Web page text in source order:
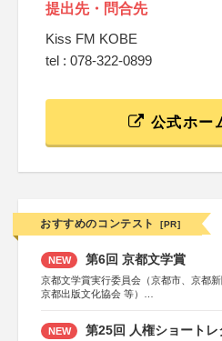
提出先・問合先
Kiss FM KOBE
tel : 078-322-0899
公式ホー
おすすめのコンテスト [PR]
NEW 第6回 京都文学賞
京都文学賞実行委員会（京都市、京都
京都出版文化協会 等）
KADOKAWA、河出書房新社、幻冬舎、
集英社、小学館、祥伝社、新潮社、淡交
NEW 第25回 人権ショートレ